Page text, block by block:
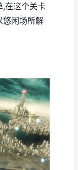
,在这个关卡
悠闲场所解